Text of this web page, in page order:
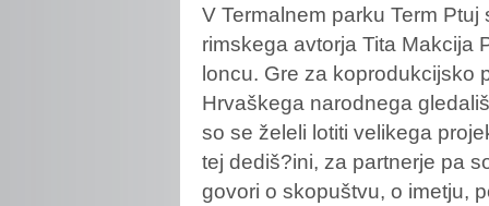
VTermalnem parku Term
rimskega avtorja Tita Makcija
loncu. Gre za koprodukcijsko
Hrvaškega narodnega
so se želeli lotiti velikega
tej dediš?ini, za partnerje pa
govori o skopuštvu, o imetju,